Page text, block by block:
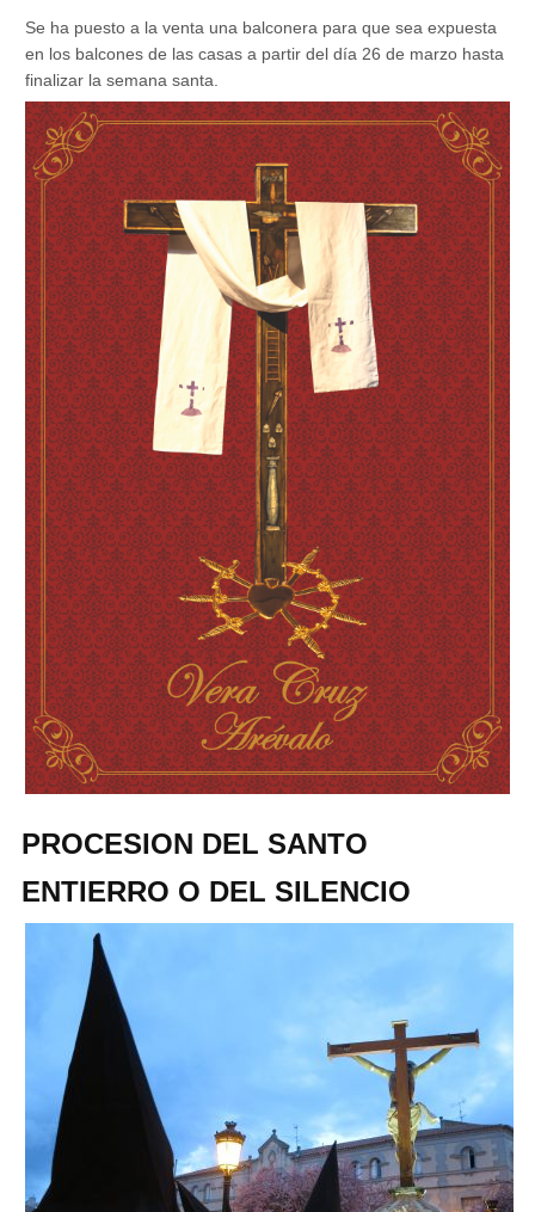
Se ha puesto a la venta una balconera para que sea expuesta
en los balcones de las casas a partir del día 26 de marzo hasta
finalizar la semana santa.
PROCESION DEL SANTO
ENTIERRO O DEL SILENCIO